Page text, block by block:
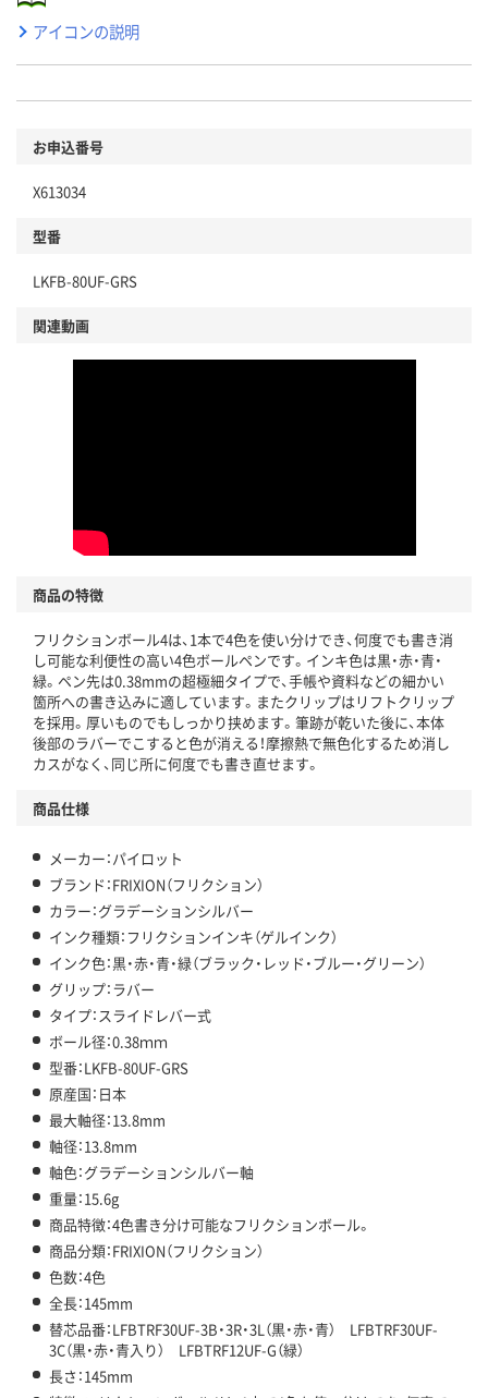
アイコンの説明
お申込番号
X613034
型番
LKFB-80UF-GRS
関連動画
商品の特徴
フリクションボール4は、1本で4色を使い分けでき、何度でも書き消
し可能な利便性の高い4色ボールペンです。インキ色は黒・赤・青・
緑。ペン先は0.38mmの超極細タイプで、手帳や資料などの細かい
箇所への書き込みに適しています。またクリップはリフトクリップ
を採用。厚いものでもしっかり挟めます。筆跡が乾いた後に、本体
後部のラバーでこすると色が消える！摩擦熱で無色化するため消し
カスがなく、同じ所に何度でも書き直せます。
商品仕様
メーカー：パイロット
ブランド：FRIXION（フリクション）
カラー：グラデーションシルバー
インク種類：フリクションインキ（ゲルインク）
インク色：黒・赤・青・緑（ブラック・レッド・ブルー・グリーン）
グリップ：ラバー
タイプ：スライドレバー式
ボール径：0.38ｍｍ
型番：LKFB-80UF-GRS
原産国：日本
最大軸径：13.8mm
軸径：13.8mm
軸色：グラデーションシルバー軸
重量：15.6g
商品特徴：4色書き分け可能なフリクションボール。
商品分類：FRIXION（フリクション）
色数：4色
全長：145mm
替芯品番：LFBTRF30UF-3B・3R・3L（黒・赤・青） LFBTRF30UF-
3C（黒・赤・青入り） LFBTRF12UF-G（緑）
長さ：145mm